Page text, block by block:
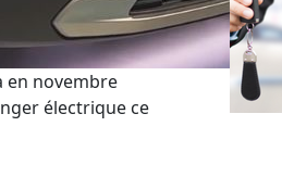
en novembre
électrique ce